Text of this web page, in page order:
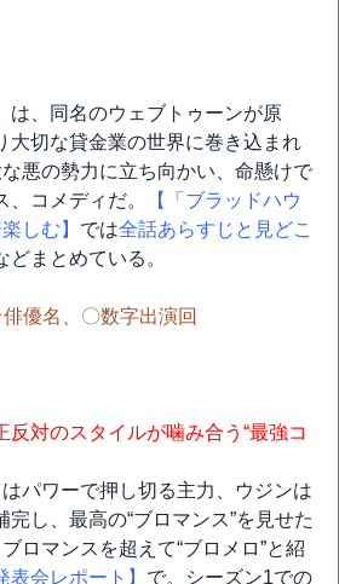
は、同名のウェブトゥーンが原
大切な貸金業の世界に巻き込まれ
悪の勢力に立ち向かい、命懸けで
コメディだ。
【「ブラッドハウ
しむ】 では全話あらすじと見どこ
どまとめている。
優名、〇数字出演回
対のスタイルが噛み合う“最強コ
パワーで押し切る主力、ウジンは
完し、最高の“ブロマンス”を見せた
ロマンスを超えて“ブロメロ”と紹
表会レポート】 で。シーズン1での